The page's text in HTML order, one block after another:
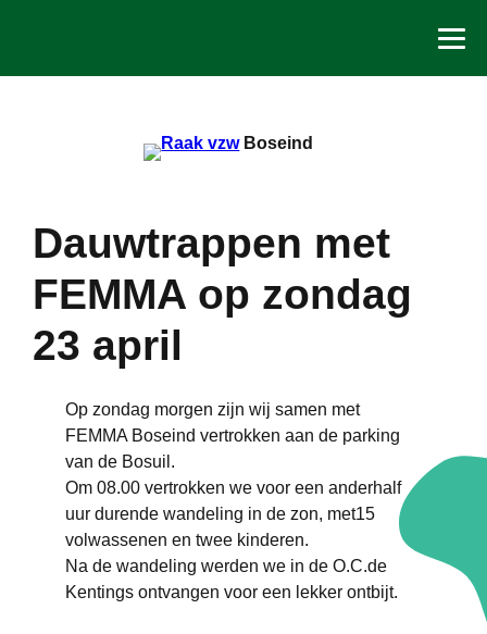
Boseind
Dauwtrappen met
FEMMA op zondag
23 april
Op zondag morgen zijn wij samen met
FEMMA Boseind vertrokken aan de parking
van de Bosuil.
Om 08.00 vertrokken we voor een anderhalf
uur durende wandeling in de zon, met15
volwassenen en twee kinderen.
Na de wandeling werden we in de O.C.de
Kentings ontvangen voor een lekker ontbijt.